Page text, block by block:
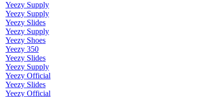
Yeezy Supply
Yeezy Supply
Yeezy Slides
Yeezy Supply
Yeezy Shoes
Yeezy 350
Yeezy Slides
Yeezy Supply
Yeezy Official
Yeezy Slides
Yeezy Official